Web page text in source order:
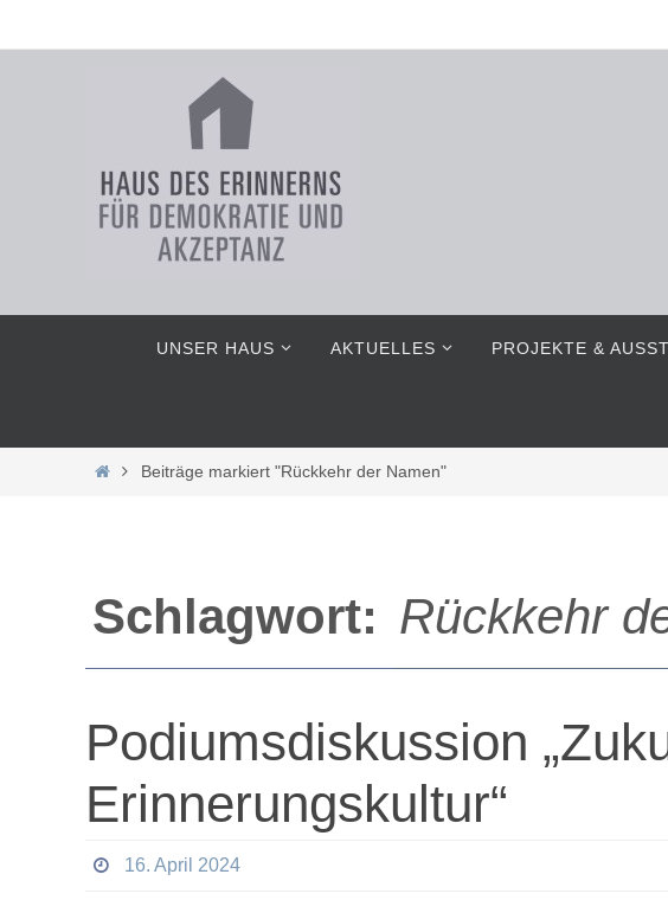
Inhalt
UNSER HAUS AKTUELLES PROJEKTE &
HomeBeiträge markiert "Rückkehr der Namen"
Schlagwort: Rückkehr
Podiumsdiskussion
Erinnerungskultur“
16. April 2024